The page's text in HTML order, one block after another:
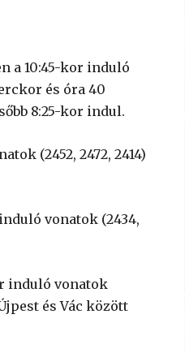
a 10:45-kor induló
és óra 40
8:25-kor indul.
(2452, 2472, 2414)
induló vonatok (2434,
induló vonatok
és Vác között